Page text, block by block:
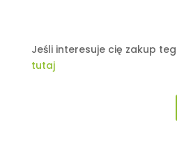
Jeśli interesuje cię zakup
tutaj